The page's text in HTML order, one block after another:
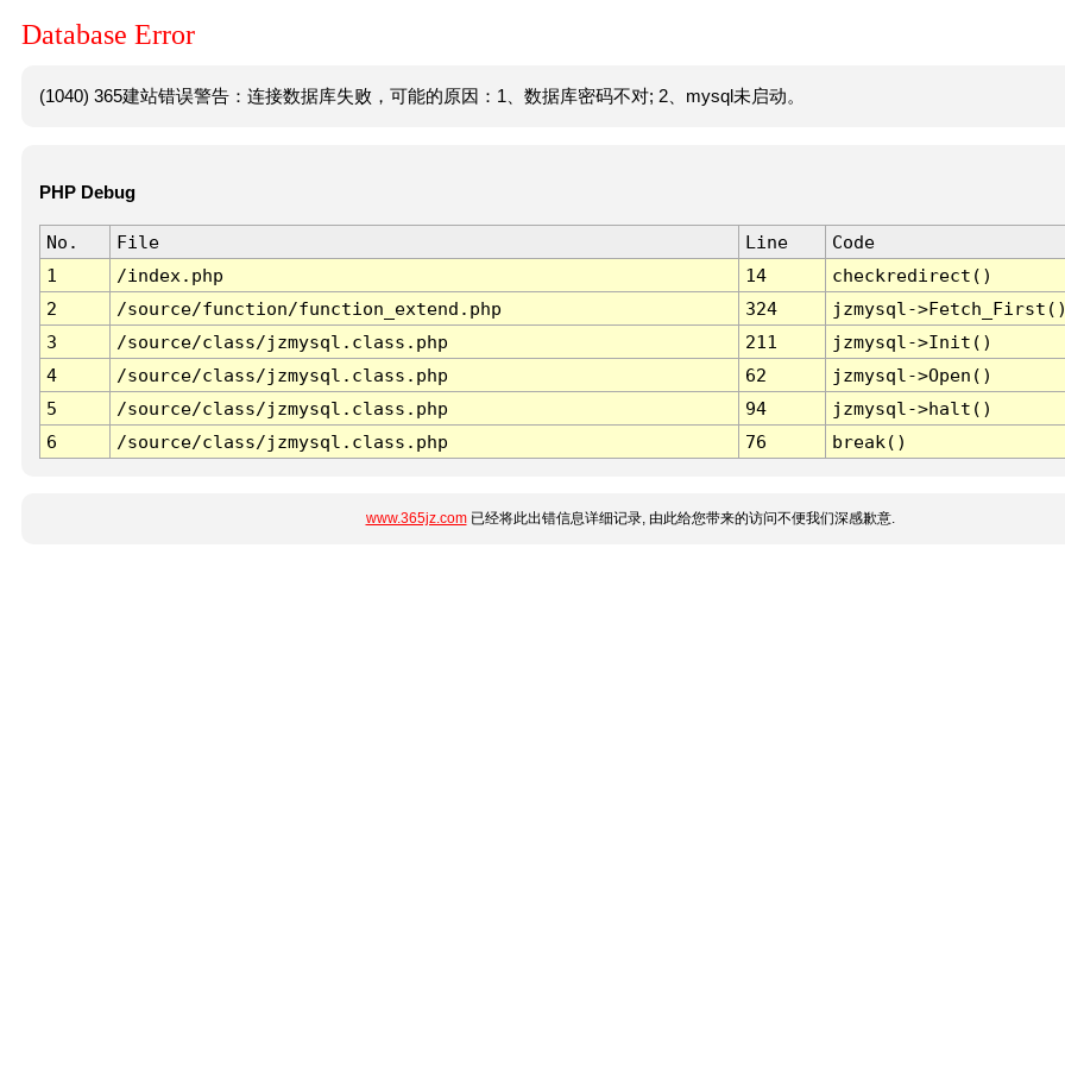
Database Error
(1040) 365建站错误警告：连接数据库失败，可能的原因：1、数据库密码不对; 2、mysql未启动。
PHP Debug
No. File Line
Code
1
/index.php 14
checkredirect()
2
/source/function/function_extend.php 324
jzmysql-
3
/source/class/jzmysql.class.php 211
jzmysql->Init()
4
/source/class/jzmysql.class.php 62
jzmysql->Open()
5
/source/class/jzmysql.class.php 94
jzmysql->halt()
6
/source/class/jzmysql.class.php 76 break()
www.365jz.com已经将此出错信息详细记录, 由此给您带来的访问不便我们深感歉意.